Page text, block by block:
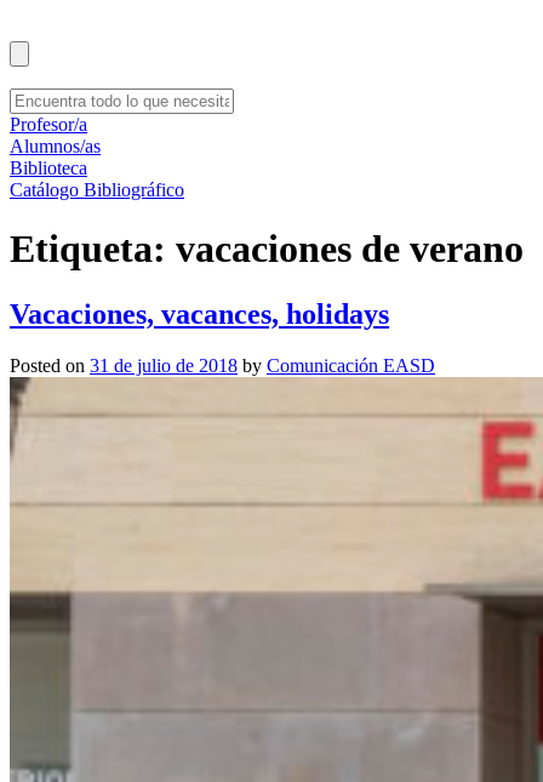
Profesor/a
Alumnos/as
Biblioteca
Catálogo Bibliográfico
Etiqueta: vacaciones de verano
Vacaciones, vacances, holidays
Posted on 31 de julio de 2018 by Comunicación EASD